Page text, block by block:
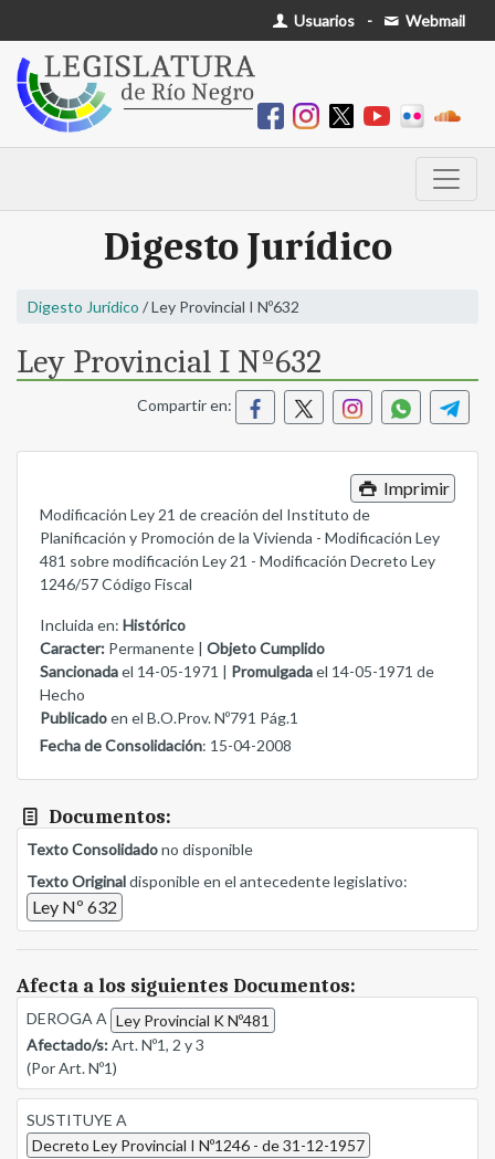
Usuarios - Webmail
Digesto Jurídico
Digesto Jurídico / Ley Provincial I Nº632
Ley Provincial I Nº632
Compartir en:
Imprimir
Modificación Ley 21 de creación del Instituto de
Planificación y Promoción de la Vivienda - Modificación Ley
481 sobre modificación Ley 21 - Modificación Decreto Ley
1246/57 Código Fiscal
Incluida en: Histórico
Caracter: Permanente | Objeto Cumplido
Sancionadael 14-05-1971 | Promulgadael 14-05-1971 de
Hecho
Publicadoen el B.O.Prov. Nº791 Pág.1
Fecha de Consolidación: 15-04-2008
Documentos:
Texto Consolidadono disponible
Texto Originaldisponible en el antecedente legislativo:
Ley Nº 632
Afecta a los siguientes Documentos:
DEROGA A Ley Provincial K Nº481
Afectado/s:Art. Nº1, 2 y 3
(Por Art. Nº1)
SUSTITUYE A
Decreto Ley Provincial I Nº1246 - de 31-12-1957